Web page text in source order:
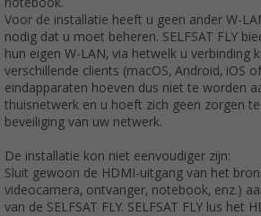
notebook.
Voor de installatie heeft u geen ander W-
nodig dat u moet beheren. SELFSAT FLY
hun eigen W-LAN, via hetwelk u verbinding
verschillende clients (macOS, Android, iOS
eindapparaten hoeven dus niet te worden
thuisnetwerk en u hoeft zich geen zorgen
beveiliging van uw netwerk.
De installatie kon niet eenvoudiger zijn:
Sluit gewoon de HDMI-uitgang van het
videocamera, ontvanger, notebook, enz.)
van de SELFSAT FLY. SELFSAT FLY lus het